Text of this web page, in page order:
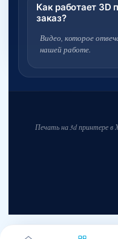
Как работает 3D
заказ?
Видео, которое
нашей работе.
Печать на 3d принтере в